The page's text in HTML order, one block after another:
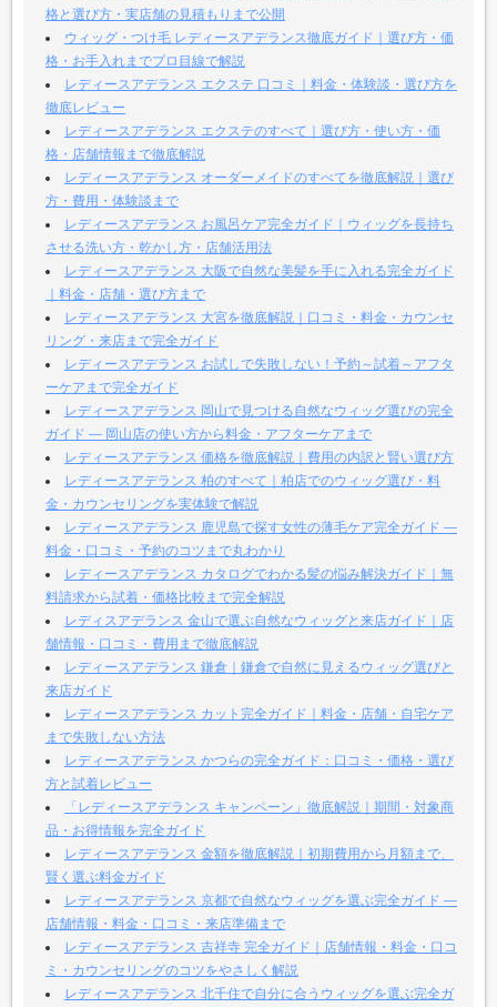
格と選び方・実店舗の見積もりまで公開
ウィッグ・つけ毛 レディースアデランス徹底ガイド｜選び方・価
格・お手入れまでプロ目線で解説
レディースアデランス エクステ 口コミ｜料金・体験談・選び方を
徹底レビュー
レディースアデランス エクステのすべて｜選び方・使い方・価
格・店舗情報まで徹底解説
レディースアデランス オーダーメイドのすべてを徹底解説｜選び
方・費用・体験談まで
レディースアデランス お風呂ケア完全ガイド｜ウィッグを長持ち
させる洗い方・乾かし方・店舗活用法
レディースアデランス 大阪で自然な美髪を手に入れる完全ガイド
｜料金・店舗・選び方まで
レディースアデランス 大宮を徹底解説｜口コミ・料金・カウンセ
リング・来店まで完全ガイド
レディースアデランス お試しで失敗しない！予約～試着～アフタ
ーケアまで完全ガイド
レディースアデランス 岡山で見つける自然なウィッグ選びの完全
ガイド — 岡山店の使い方から料金・アフターケアまで
レディースアデランス 価格を徹底解説｜費用の内訳と賢い選び方
レディースアデランス 柏のすべて｜柏店でのウィッグ選び・料
金・カウンセリングを実体験で解説
レディースアデランス 鹿児島で探す女性の薄毛ケア完全ガイド —
料金・口コミ・予約のコツまで丸わかり
レディースアデランス カタログでわかる髪の悩み解決ガイド｜無
料請求から試着・価格比較まで完全解説
レディスアデランス 金山で選ぶ自然なウィッグと来店ガイド｜店
舗情報・口コミ・費用まで徹底解説
レディースアデランス 鎌倉｜鎌倉で自然に見えるウィッグ選びと
来店ガイド
レディースアデランス カット完全ガイド｜料金・店舗・自宅ケア
まで失敗しない方法
レディースアデランス かつらの完全ガイド：口コミ・価格・選び
方と試着レビュー
「レディースアデランス キャンペーン」徹底解説｜期間・対象商
品・お得情報を完全ガイド
レディースアデランス 金額を徹底解説｜初期費用から月額まで、
賢く選ぶ料金ガイド
レディースアデランス 京都で自然なウィッグを選ぶ完全ガイド —
店舗情報・料金・口コミ・来店準備まで
レディースアデランス 吉祥寺 完全ガイド｜店舗情報・料金・口コ
ミ・カウンセリングのコツをやさしく解説
レディースアデランス 北千住で自分に合うウィッグを選ぶ完全ガ